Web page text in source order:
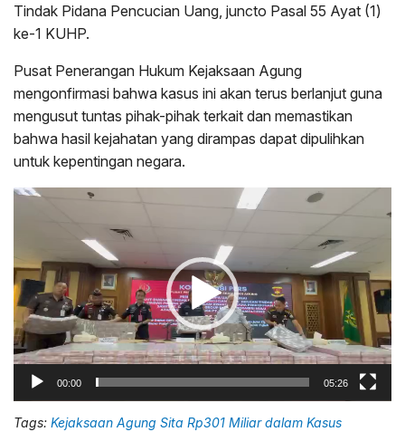
Tindak Pidana Pencucian Uang, juncto Pasal 55 Ayat (1)
ke-1 KUHP.
Pusat Penerangan Hukum Kejaksaan Agung
mengonfirmasi bahwa kasus ini akan terus berlanjut guna
mengusut tuntas pihak-pihak terkait dan memastikan
bahwa hasil kejahatan yang dirampas dapat dipulihkan
untuk kepentingan negara.
Pemutar
00:00 05:26
Tags: Kejaksaan Agung Sita Rp301 Miliar dalam Kasus